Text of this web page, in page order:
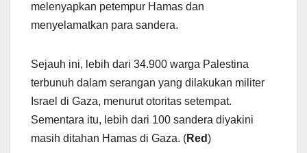
melenyapkan petempur Hamas dan
menyelamatkan para sandera.
Sejauh ini, lebih dari 34.900 warga Palestina
terbunuh dalam serangan yang dilakukan militer
Israel di Gaza, menurut otoritas setempat.
Sementara itu, lebih dari 100 sandera diyakini
masih ditahan Hamas di Gaza. (Red)